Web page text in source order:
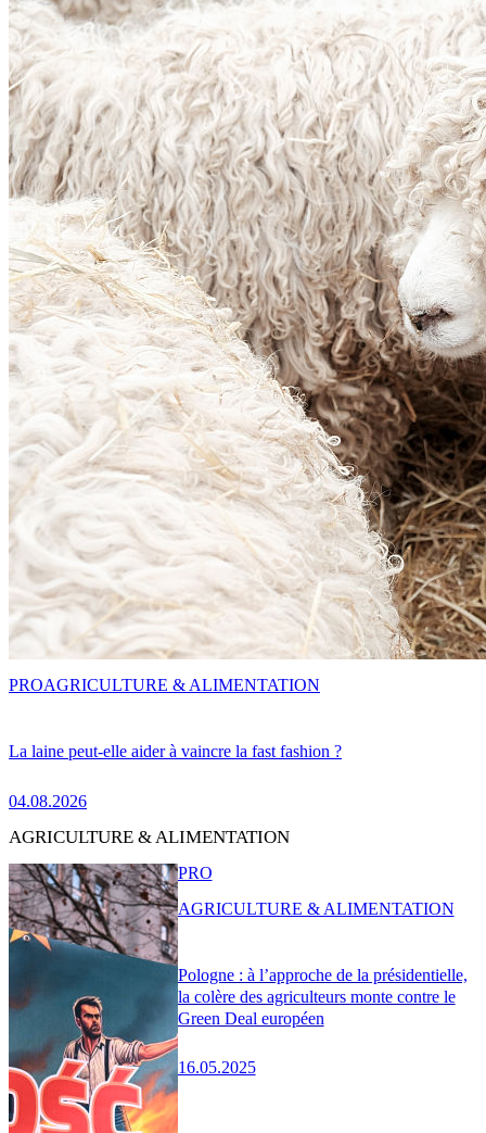
La laine peut-elle aider à vaincre la fast fashion ?
04.08.2026
PROAGRICULTURE & ALIMENTATION
AGRICULTURE & ALIMENTATION
Pologne : à l’approche de la présidentielle,
la colère des agriculteurs monte contre le
Green Deal européen
16.05.2025
PRO
AGRICULTURE & ALIMENTATION